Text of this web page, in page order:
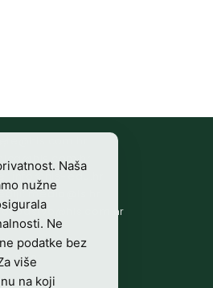
rh.moc.slh
@ofni
@aidem
rh.moc.slh
560
Naša
nužne
Ne
podatke bez
više
na koji